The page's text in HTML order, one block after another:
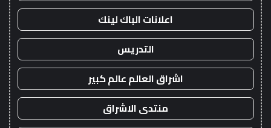
اعلانات الباك لينك
التدريس
اشراق العالم عالم كبير
منتدى الاشراق